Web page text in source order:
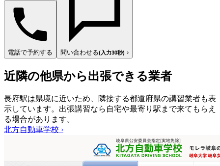
電話で予約する 問い合わせる(入力30秒) ›
近隣の他県から出張できる業者
長府駅は県境に近いため、隣接する都道府県の講習業者も表
示しています。出張講習なら自宅や最寄り駅まで来てもらえ
る場合があります。
北方自動車学校 ›